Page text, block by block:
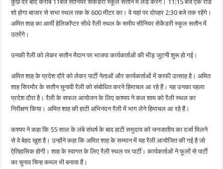
कुछ देर बाद करीब 11बजे सीनियर सेकेंडरी स्कूल सतौन में लैंड करेंगे। 11:15 बजे एक रोड
शो होगा बाजार से सभा स्थल तक के 600 मीटर का। वे यहां पर दोपहर 2:30 बजे तक रहेंगे।
अमित शाह का आर्मी हेलिकॉप्टर सीधे रैली स्थल के समीप सीनियर सेकेंडरी स्कूल सतौन में
उतरेंगे।
उनकी रैली को लेकर सतौन मैदान पर भाजपा कार्यकर्ताओं की भीड़ जुटनी शुरू हो गई।
अमित शाह के प्रदेश दौरे को लेकर पार्टी नेताओं और कार्यकर्ताओं में काफी उत्साह है। अमित
शाह सिरमौर के सतौन चुनावी रैली को संबोधित करने हिमाचल आ रहे हैं। यह उनका पहला
प्रदेश दौरा है। रैली के सफल आयोजन के लिए कश्यप ने कल शाम को रैली स्थल का
निरीक्षण किया। अमित शाह की हाटी अभिनंदन रैली में भाग लेने हिमाचल आ रहे हैं।
कश्यप ने कहा कि 55 साल के लंबे संघर्ष के बाद हाटी समुदाय को जनजातीय का दर्जा मिलने
से वे बेहद खुश है। उन्होंने कहा कि अमित शाह के सम्मान में यह रैली आयोजित की गई है जो
ऐतिहासिक होगी। शाह के स्वागत के लिए रैली स्थल पर पार्टी। कार्यकर्ताओं ने फूलों से पार्टी
का चुनाव चिन्ह कमल भी बनाया हैं।